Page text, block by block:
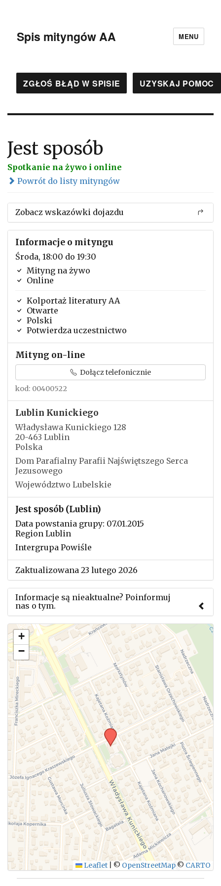
Spis mityngów AA MENU
ZGŁOŚ BŁĄD W SPISIE UZYSKAJ POMOC
Jest sposób
Spotkanie na żywo i online
Powrót do listy mityngów
Zobacz wskazówki dojazdu
Informacje o mityngu
Środa, 18:00 do 19:30
Mityng na żywo
Online
Kolportaż literatury AA
Otwarte
Polski
Potwierdza uczestnictwo
Mityng on-line
Dołącz telefonicznie
kod: 00400522
Lublin Kunickiego
Władysława Kunickiego 128
20-463 Lublin
Polska
Dom Parafialny Parafii Najświętszego Serca
Jezusowego
Województwo Lubelskie
Jest sposób (Lublin)
Data powstania grupy: 07.01.2015
Region Lublin
Intergrupa Powiśle
Zaktualizowana 23 lutego 2026
Informacje są nieaktualne? Poinformuj
nas o tym.
Użyj tego formularza aby przesłać informację o
zmianach w powyższym mityngu.
WYŚLIJ
+
−
Leaflet © OpenStreetMap © CARTO